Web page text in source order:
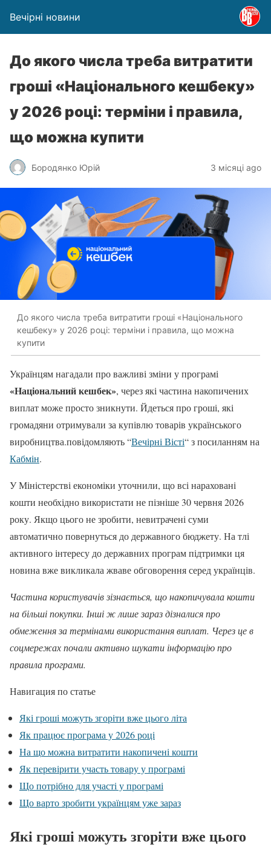
Вечірні новини
До якого числа треба витратити
гроші «Національного кешбеку»
у 2026 році: терміни і правила,
що можна купити
Бородянко Юрій 3 місяці ago
До якого числа треба витратити гроші «Національного
кешбеку» у 2026 році: терміни і правила, що можна
купити
Українцям нагадали про важливі зміни у програмі
«Національний кешбек», через які частина накопичених
виплат може просто зникнути. Йдеться про гроші, які
громадяни отримували за купівлю товарів українського
виробництва.повідомляють “Вечірні Вісті“ з посиланням на
Кабмін.
У Міністерстві економіки уточнили, що всі нараховані
кошти необхідно використати не пізніше 30 червня 2026
року. Якщо цього не зробити, невитрачені суми
автоматично повернуться до державного бюджету. На тлі
активного інтересу до державних програм підтримки ця
новина вже викликала жваве обговорення серед українців.
Частина користувачів зізнається, що накопичувала кошти
на більші покупки. Інші ж лише зараз дізналися про
обмеження за термінами використання виплат. Через це в
соцмережах почали активно шукати інформацію про
правила програми.
Навигация по статье
Які гроші можуть згоріти вже цього літа
Як працює програма у 2026 році
На що можна витратити накопичені кошти
Як перевірити участь товару у програмі
Що потрібно для участі у програмі
Що варто зробити українцям уже зараз
Які гроші можуть згоріти вже цього